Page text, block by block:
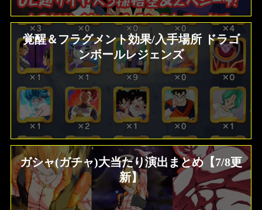
覚醒＆フラグメント効果/入手場所 ドラゴ
ンボールレジェンズ
ガシャ(ガチャ)大当たり演出まとめ【7/8更
新】